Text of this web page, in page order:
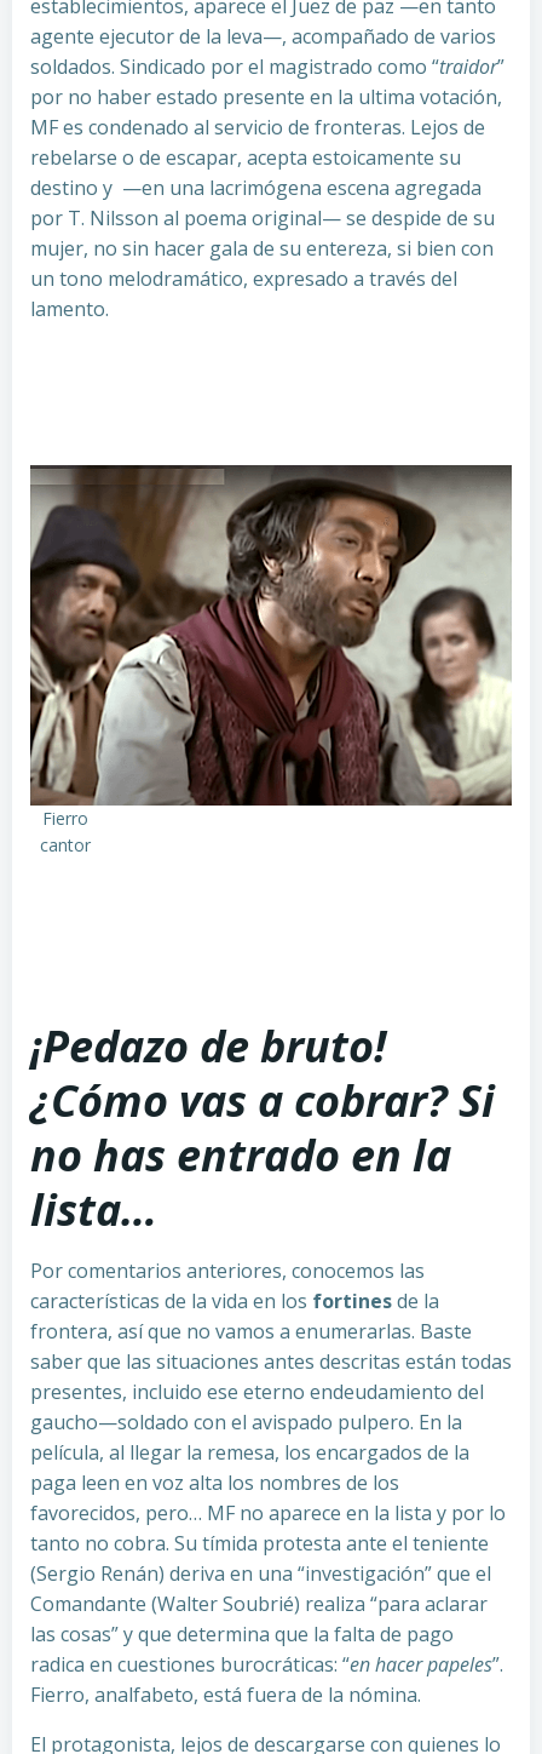
establecimientos, aparece el Juez de paz —en tanto
agente ejecutor de la leva—, acompañado de varios
soldados. Sindicado por el magistrado como “traidor”
por no haber estado presente en la ultima votación,
MF es condenado al servicio de fronteras. Lejos de
rebelarse o de escapar, acepta estoicamente su
destino y —en una lacrimógena escena agregada
por T. Nilsson al poema original— se despide de su
mujer, no sin hacer gala de su entereza, si bien con
un tono melodramático, expresado a través del
lamento.
Fierro
cantor
¡Pedazo de bruto!
¿Cómo vas a cobrar? Si
no has entrado en la
lista…
Por comentarios anteriores, conocemos las
características de la vida en los fortinesde la
frontera, así que no vamos a enumerarlas. Baste
saber que las situaciones antes descritas están todas
presentes, incluido ese eterno endeudamiento del
gaucho—soldado con el avispado pulpero. En la
película, al llegar la remesa, los encargados de la
paga leen en voz alta los nombres de los
favorecidos, pero… MF no aparece en la lista y por lo
tanto no cobra. Su tímida protesta ante el teniente
(Sergio Renán) deriva en una “investigación” que el
Comandante (Walter Soubrié) realiza “para aclarar
las cosas” y que determina que la falta de pago
radica en cuestiones burocráticas: “en hacer papeles”.
Fierro, analfabeto, está fuera de la nómina.
El protagonista, lejos de descargarse con quienes lo